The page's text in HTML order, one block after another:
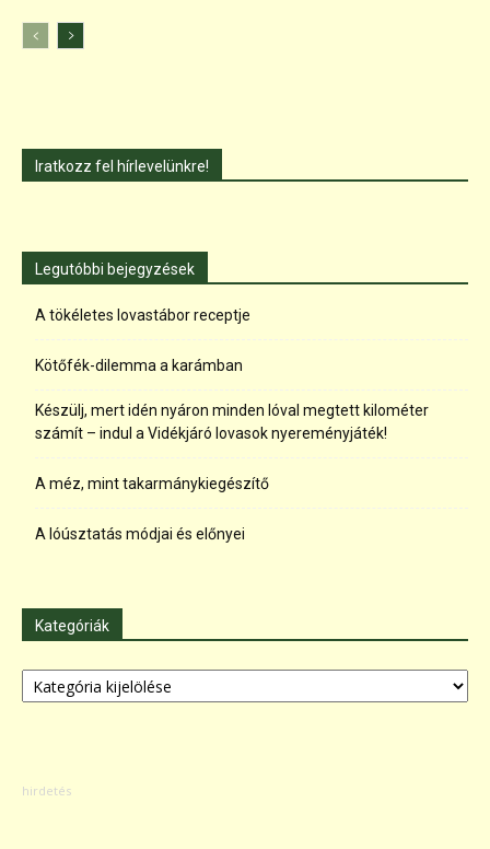
Iratkozz fel hírlevelünkre!
Legutóbbi bejegyzések
A tökéletes lovastábor receptje
Kötőfék-dilemma a karámban
Készülj, mert idén nyáron minden lóval megtett kilométer
számít – indul a Vidékjáró lovasok nyereményjáték!
A méz, mint takarmánykiegészítő
A lóúsztatás módjai és előnyei
Kategóriák
Kategóriák